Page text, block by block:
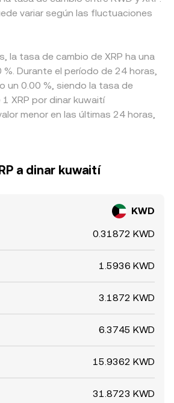
variar según las fluctuaciones
la tasa de cambio de XRP ha una
%. Durante el período de 24 horas,
un 0.00 %, siendo la tasa de
XRP por dinar kuwaití
menor en las últimas 24 horas,
a dinar kuwaití
KWD
0.31872 KWD
1.5936 KWD
3.1872 KWD
6.3745 KWD
15.9362 KWD
31.8723 KWD